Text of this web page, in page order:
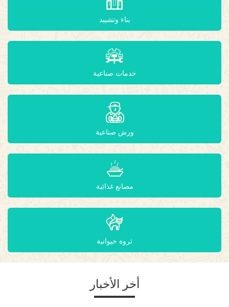
بناء وتشييد
خدمات صناعية
ورش صناعية
مصانع غذائية
ثروة حيوانية
أخر الأخبار